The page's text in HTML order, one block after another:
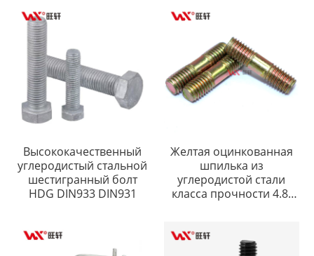
Высококачественный
углеродистый стальной
шестигранный болт
HDG DIN933 DIN931
Желтая оцинкованная
шпилька из
углеродистой стали
класса прочности 4.8,